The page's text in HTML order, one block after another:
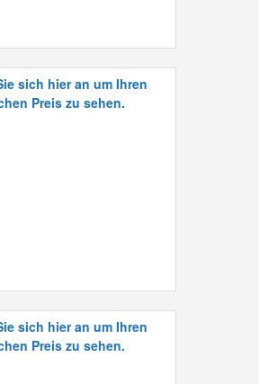
sich hier an um Ihren
Preis zu sehen.
sich hier an um Ihren
Preis zu sehen.